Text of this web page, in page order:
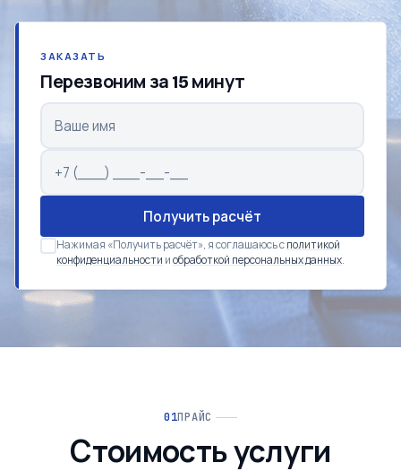
ЗАКАЗАТЬ
Перезвоним за 15 минут
Получить расчёт
Нажимая «Получить расчёт», я соглашаюсь сполитикой
конфиденциальности иобработкой персональных данных.
ПРАЙС
Стоимость услуги